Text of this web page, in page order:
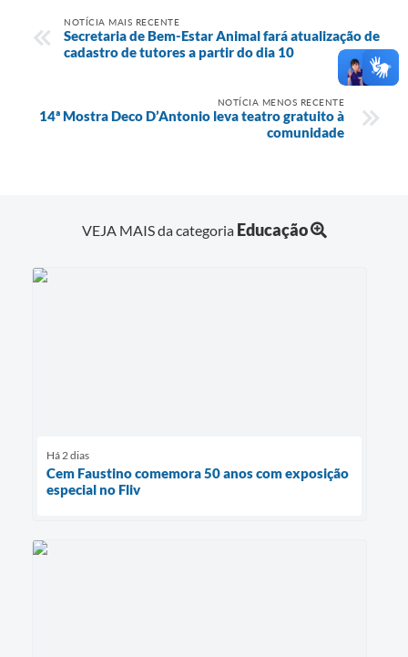
NOTÍCIA MAIS RECENTE
Secretaria de Bem-Estar Animal fará atualização de
cadastro de tutores a partir do dia 10
NOTÍCIA MENOS RECENTE
14ª Mostra Deco D’Antonio leva teatro gratuito à
comunidade
VEJA MAIS da categoria Educação
Há 2 dias
Cem Faustino comemora 50 anos com exposição
especial no Fliv